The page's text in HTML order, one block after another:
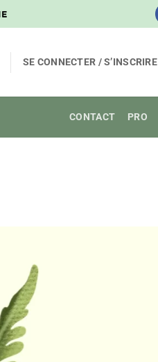
SE CONNECTER / S’INSCRIRE
CONTACT PRO